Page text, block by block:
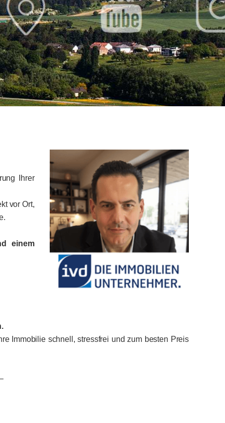
Ihrer
vor Ort,
einem
Immobilie schnell, stressfrei und zum besten Preis